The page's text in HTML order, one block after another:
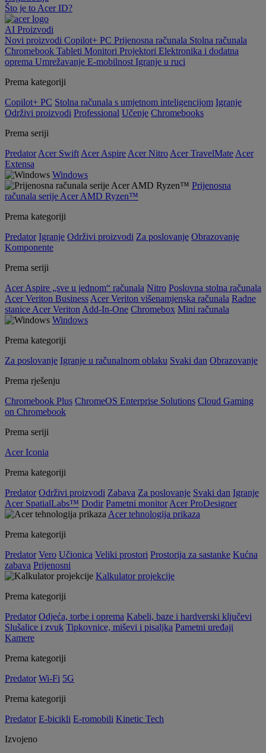
Što je to Acer ID?
AI Proizvodi
Novi proizvodi Copilot+ PC Prijenosna računala Stolna računala
Chromebook Tableti Monitori Projektori Elektronika i dodatna
oprema Umrežavanje E-mobilnost Igranje u ruci
Prema kategoriji
Copilot+ PC Stolna računala s umjetnom inteligencijom Igranje
Održivi proizvodi Professional Učenje Chromebooks
Prema seriji
Predator Acer Swift Acer Aspire Acer Nitro Acer TravelMate Acer
Extensa
Windows
Prijenosna
računala serije Acer AMD Ryzen™
Prema kategoriji
Predator Igranje Održivi proizvodi Za poslovanje Obrazovanje
Komponente
Prema seriji
Acer Aspire „sve u jednom“ računala Nitro Poslovna stolna računala
Acer Veriton Business Acer Veriton višenamjenska računala Radne
stanice Acer Veriton Add-In-One Chromebox Mini računala
Windows
Prema kategoriji
Za poslovanje Igranje u računalnom oblaku Svaki dan Obrazovanje
Prema rješenju
Chromebook Plus ChromeOS Enterprise Solutions Cloud Gaming
on Chromebook
Prema seriji
Acer Iconia
Prema kategoriji
Predator Održivi proizvodi Zabava Za poslovanje Svaki dan Igranje
Acer SpatialLabs™ Dodir Pametni monitor Acer ProDesigner
Acer tehnologija prikaza
Prema kategoriji
Predator Vero Učionica Veliki prostori Prostorija za sastanke Kućna
zabava Prijenosni
Kalkulator projekcije
Prema kategoriji
Predator Odjeća, torbe i oprema Kabeli, baze i hardverski ključevi
Slušalice i zvuk Tipkovnice, miševi i pisaljka Pametni uređaji
Kamere
Prema kategoriji
Predator Wi-Fi 5G
Prema kategoriji
Predator E-bicikli E-romobili Kinetic Tech
Izvojeno